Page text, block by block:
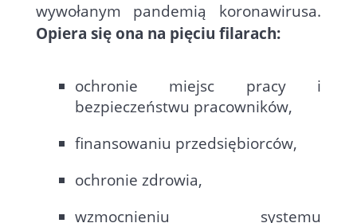
wywołanym pandemią koronawirusa.
Opiera się ona na pięciu filarach:
ochronie miejsc pracy i
bezpieczeństwu pracowników,
finansowaniu przedsiębiorców,
ochronie zdrowia,
wzmocnieniu systemu